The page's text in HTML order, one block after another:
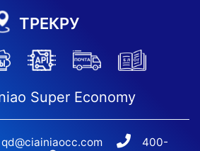
ТРЕКРУ
Super Economy
qd@ciainiaocc.com
400-